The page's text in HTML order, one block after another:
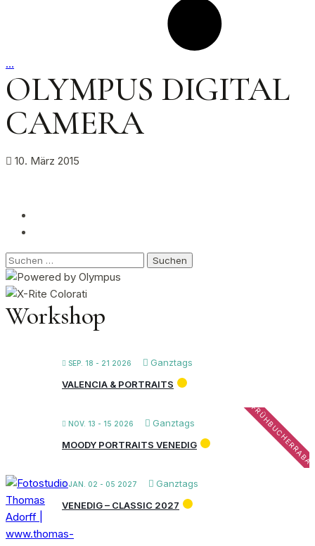
…
OLYMPUS DIGITAL
CAMERA
10. März 2015
Suchen
nach:
Workshop
SEP. 18 - 21 2026
Ganztags
VALENCIA & PORTRAITS
NOV. 13 - 15 2026 Ganztags
MOODY PORTRAITS VENEDIG
JAN. 02 - 05 2027
Ganztags
VENEDIG – CLASSIC 2027